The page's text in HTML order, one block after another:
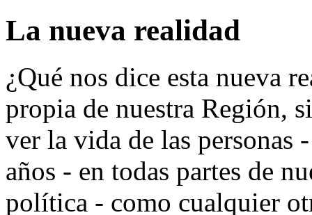
La nueva realidad
¿Qué nos dice esta nueva
propia de nuestra Región,
ver la vida de las personas
años - en todas partes de
política - como cualquier